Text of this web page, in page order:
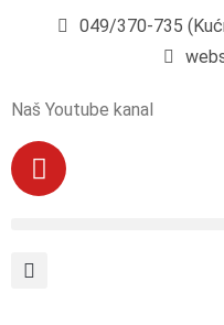
049/370-735
Naš Youtube kanal